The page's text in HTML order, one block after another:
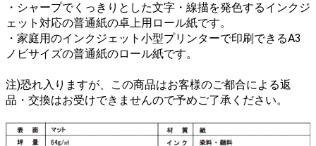
・シャープでくっきりとした文字・線描を発色するインクジ
ェット対応の普通紙の卓上用ロール紙です。
・家庭用のインクジェット小型プリンターで印刷できるA3
ノビサイズの普通紙のロール紙です。
注)恐れ入りますが、この商品はお客様のご都合による返
品・交換はお受けできませんので予めご了承ください。